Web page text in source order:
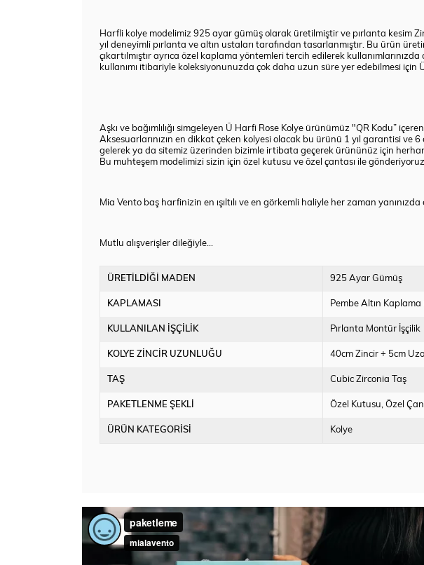
Harfli kolye modelimiz 925 ayar gümüş olarak üretilmiştir ve pırlanta kesim
yıl deneyimli pırlanta ve altın ustaları tarafından tasarlanmıştır. Bu ürün
çıkartılmıştır ayrıca özel kaplama yöntemleri tercih edilerek
kullanımı itibariyle koleksiyonunuzda çok daha uzun süre yer edebilmesi
Aşkı ve bağımlılığı simgeleyen Ü Harfi Rose Kolye ürünümüz "QR Kodu”
Aksesuarlarınızın en dikkat çeken kolyesi olacak bu ürünü 1 yıl garantisi
gelerek ya da sitemiz üzerinden bizimle irtibata geçerek ürününüz için
Bu muhteşem modelimizi sizin için özel kutusu ve özel çantası ile
Mia Vento baş harfinizin en ışıltılı ve en görkemli haliyle her zaman yanınızda
Mutlu alışverişler dileğiyle…
ÜRETİLDİĞİ MADEN 925 Ayar Gümüş
KAPLAMASI Pembe Altın Kaplama
KULLANILAN İŞÇİLİK Pırlanta Montür İşçilik
KOLYE ZİNCİR UZUNLUĞU 40cm Zincir + 5cm
TAŞ Cubic Zirconia Taş
PAKETLENME ŞEKLİ Özel Kutusu Özel
ÜRÜN KATEGORİSİ Kolye